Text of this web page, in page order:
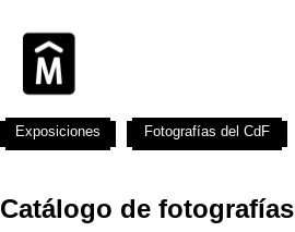
Catálogo de fotografías
Exposiciones Fotografías del CdF